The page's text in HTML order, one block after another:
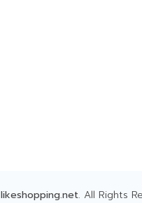
likeshopping.net. All Rights